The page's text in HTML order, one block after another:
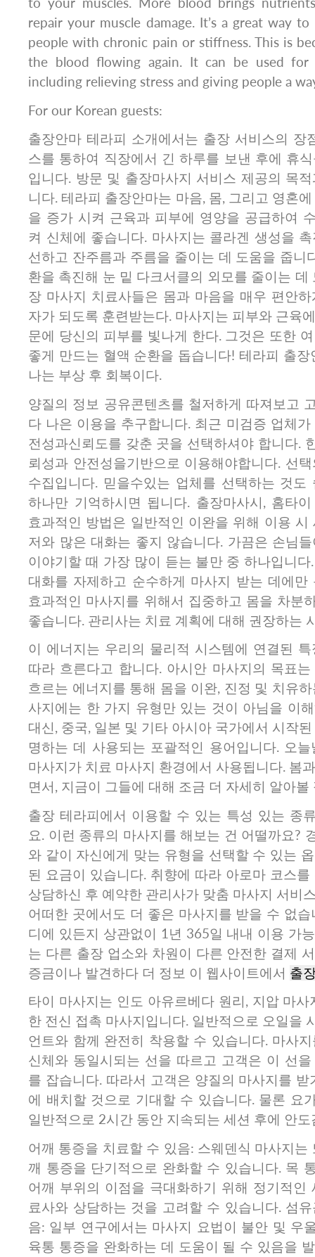
repair your muscle damage. It’s a great way
people with chronic pain or stiffness. This is
the blood flowing again. It can be used for
including relieving stress and giving people a
For our Korean guests:
출장안마 테라피 소개에서는 출장 서비스의 장
스를 통하여 직장에서 긴 하루를 보낸 후에 휴
입니다. 방문 및 출장마사지 서비스 제공의 목
니다. 테라피 출장안마는 마음, 몸, 그리고 영혼
을 증가 시켜 근육과 피부에 영양을 공급하여
켜 신체에 좋습니다. 마사지는 콜라겐 생성을
선하고 잔주름과 주름을 줄이는 데 도움을 줍니
환을 촉진해 눈 밑 다크서클의 외모를 줄이는 데
장 마사지 치료사들은 몸과 마음을 매우 편안
자가 되도록 훈련받는다. 마사지는 피부와 근육
문에 당신의 피부를 빛나게 한다. 그것은 또한
좋게 만드는 혈액 순환을 돕습니다! 테라피 출
나는 부상 후 회복이다.
양질의 정보 공유콘텐츠를 철저하게 따져보고​
다 나은 이용을 추구합니다. 최근 미검증 업체
전성과신뢰도를 갖춘 곳을 선택하셔야 합니다.
뢰성과 안전성을기반으로 이용해야합니다. 선
수집입니다. 믿을수있는 업체를 선택하는 것도
하나만 기억하시면 됩니다. 출장마사시, 홈타
효과적인 방법은 일반적인 이완을 위해 이용
저와 많은 대화는 좋지 않습니다. 가끔은 손님
이야기할 때 가장 많이 듣는 불만 중 하나입니
대화를 자제하고 순수하게 마사지 받는 데에만
효과적인 마사지를 위해서 집중하고 몸을 차분
좋습니다.​ 관리사는 치료 계획에 대해 권장하는
이 에너지는 우리의 물리적 시스템에 연결된
따라 흐른다고 합니다. 아시안 마사지의 목표
흐르는 에너지를 통해 몸을 이완, 진정 및 치유
사지에는 한 가지 유형만 있는 것이 아님을 이
대신, 중국, 일본 및 기타 아시아 국가에서 시작
명하는 데 사용되는 포괄적인 용어입니다. 오
마사지가 치료 마사지 환경에서 사용됩니다. 봄
면서, 지금이 그들에 대해 조금 더 자세히 알아볼
출장 테라피에서 이용할 수 있는 특성 있는 종
요. 이런 종류의 마사지를 해보는 건 어떨까요?
와 같이 자신에게 맞는 유형을 선택할 수 있는
된 요금이 있습니다. 취향에 따라 아로마 코스
상담하신 후 예약한 관리사가 맞춤 마사지 서비
어떠한 곳에서도 더 좋은 마사지를 받을 수 없
디에 있든지 상관없이 1년 365일 내내 이용 가
는 다른 출장 업소와 차원이 다른 안전한 결제
증금이나 발견하다 더 정보 이 웹사이트에서 출
타이 마사지는 인도 아유르베다 원리, 지압 마
한 전신 접촉 마사지입니다. 일반적으로 오일을
언트와 함께 완전히 착용할 수 있습니다. 마사
신체와 동일시되는 선을 따르고 고객은 이 선
를 잡습니다. 따라서 고객은 양질의 마사지를
에 배치할 것으로 기대할 수 있습니다. 물론 요
일반적으로 2시간 동안 지속되는 세션 후에 안
어깨 통증을 치료할 수 있음: 스웨덴식 마사지는
깨 통증을 단기적으로 완화할 수 있습니다. 목
어깨 부위의 이점을 극대화하기 위해 정기적인
료사와 상담하는 것을 고려할 수 있습니다. 섬
음: 일부 연구에서는 마사지 요법이 불안 및 우
육통 통증을 완화하는 데 도움이 될 수 있음을